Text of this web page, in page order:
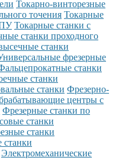
Токарно-винторезные
точения Токарные
Токарные станки с
станки проходного
станки
фрезерные
станки
станки
станки Фрезерно-
центры с
Фрезерные станки по
станки
станки
станки
Электромеханические